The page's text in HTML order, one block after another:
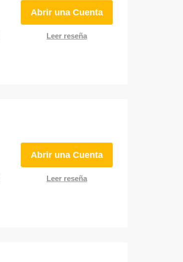
Abrir una Cuenta
Leer reseña
Abrir una Cuenta
Leer reseña